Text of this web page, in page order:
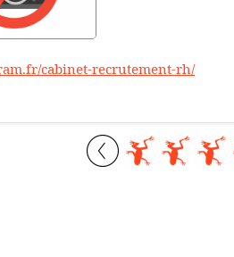
cabinet-recrutement-rh/